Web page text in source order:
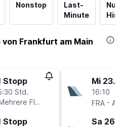
Nonstop
Last-
Minute
Nur
Frankfurt am Main
Stopp
Std.
Fluglinien
Stopp
Mi 23.9.
16:10
FRA -
Sa 26.9.